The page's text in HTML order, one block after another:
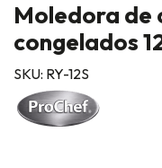
Moledora de
congelados
SKU: RY-12S